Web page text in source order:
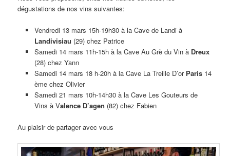
dégustations de nos vins suivantes:
Vendredi 13 mars 15h-19h30 à la Cave de Landi à
Landivisiau (29) chez Patrice
Samedi 14 mars 11h-15h à la Cave Au Grè du Vin à Dreux
(28) chez Yann
Samedi 14 mars 18 h-20h à la Cave La Treille D’or Paris 14
ème chez Olivier
Samedi 21 mars 10h-14h30 à la Cave Les Gouteurs de
Vins à Valence D’agen (82) chez Fabien
Au plaisir de partager avec vous